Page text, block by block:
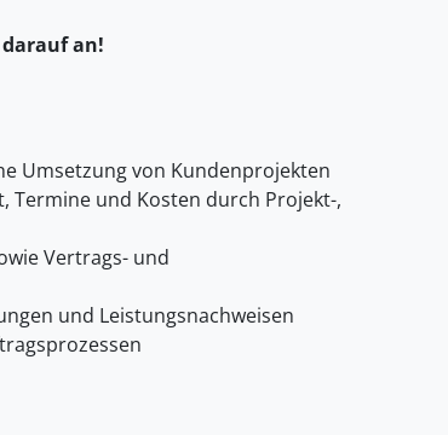
darauf an!
Umsetzung von Kundenprojekten
Termine und Kosten durch Projekt-,
Vertrags- und
und Leistungsnachweisen